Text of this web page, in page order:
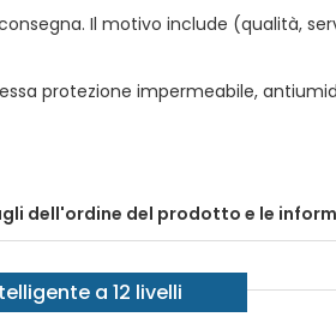
Il motivo include (qualità,
protezione impermeabile,
dell'ordine del prodotto e le
a 12 livelli